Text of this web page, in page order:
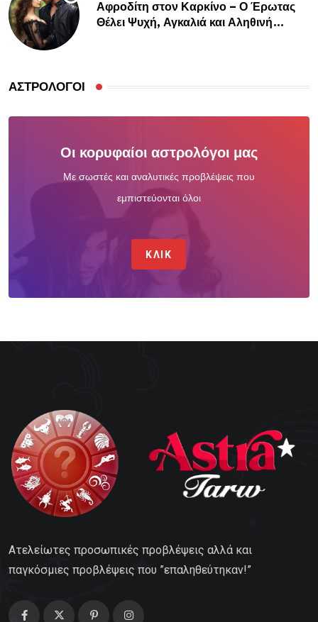
Αφροδίτη στον Καρκίνο – Ο Έρωτας
Θέλει Ψυχή, Αγκαλιά και Αληθινή
ΑΣΤΡΟΛΌΓΟΙ
Οι κορυφαίοι αστρολόγοι μας
Με σωστές και αναλυτικές προβλέψεις που
εμπιστεύονται όλοι
ΚΛΙΚ
Ατελείωτες προσωπικές προβλέψεις αλλά και
παγκόσμιες προβλέψεις που ”επαληθεύτηκαν!”